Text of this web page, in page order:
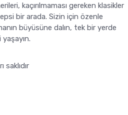
kaçırılmaması gereken klasikler
bir arada. Sizin için özenle
büyüsüne dalın, tek bir yerde
saklıdır